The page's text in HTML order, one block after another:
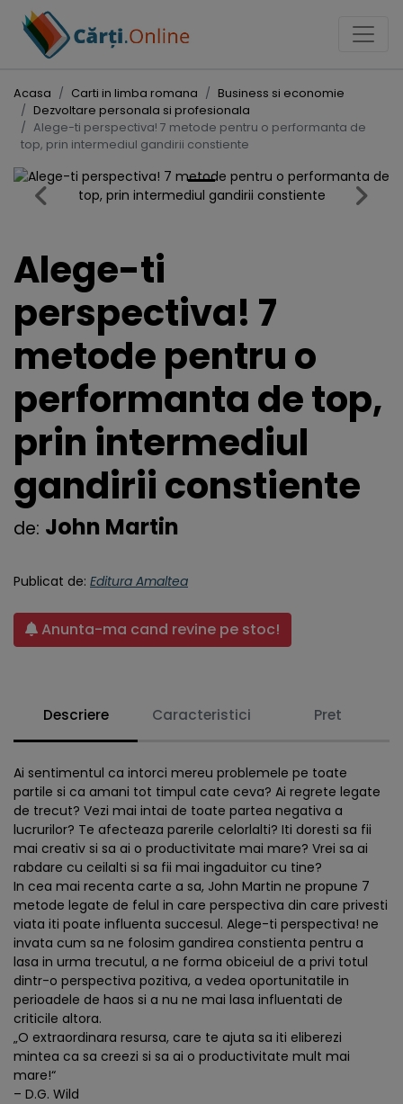
Acasa Carti in limba romana
Business si economie
Dezvoltare personala si profesionala
Alege-ti perspectiva! 7 metode pentru o performanta de
top, prin intermediul gandirii constiente
Previous Next
Alege-ti
perspectiva! 7
metode pentru o
performanta de top,
prin intermediul
gandirii constiente
de: John Martin
Publicat de: Editura Amaltea
Anunta-ma cand revine pe stoc!
Descriere Caracteristici Pret
Ai sentimentul ca intorci mereu problemele pe toate
partile si ca amani tot timpul cate ceva? Ai regrete legate
de trecut? Vezi mai intai de toate partea negativa a
lucrurilor? Te afecteaza parerile celorlalti? Iti doresti sa fii
mai creativ si sa ai o productivitate mai mare? Vrei sa ai
rabdare cu ceilalti si sa fii mai ingaduitor cu tine?
In cea mai recenta carte a sa, John Martin ne propune 7
metode legate de felul in care perspectiva din care privesti
viata iti poate influenta succesul. Alege-ti perspectiva! ne
invata cum sa ne folosim gandirea constienta pentru a
lasa in urma trecutul, a ne forma obiceiul de a privi totul
dintr-o perspectiva pozitiva, a vedea oportunitatile in
perioadele de haos si a nu ne mai lasa influentati de
criticile altora.
„O extraordinara resursa, care te ajuta sa iti eliberezi
mintea ca sa creezi si sa ai o productivitate mult mai
mare!“
– D.G. Wild